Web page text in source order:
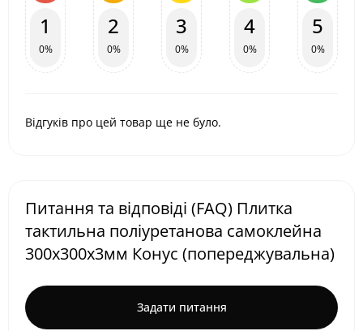
1
0%
2
0%
3
0%
4
0%
5
0%
Відгуків про цей товар ще не було.
Питання та відповіді (FAQ) Плитка
тактильна поліуретанова самоклейна
300х300х3мм Конус (попереджувальна)
Задати питання